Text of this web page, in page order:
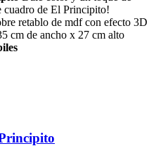
cuadro de El Principito!
retablo de mdf con efecto 3D
cm de ancho x 27 cm alto